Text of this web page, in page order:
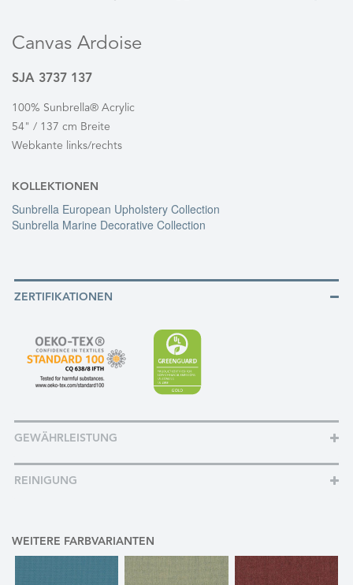
Canvas Ardoise
SJA 3737 137
100% Sunbrella® Acrylic
54" / 137 cm Breite
Webkante links/rechts
KOLLEKTIONEN
Sunbrella European Upholstery Collection
Sunbrella Marine Decorative Collection
ZERTIFIKATIONEN
GEWÄHRLEISTUNG
REINIGUNG
WEITERE FARBVARIANTEN